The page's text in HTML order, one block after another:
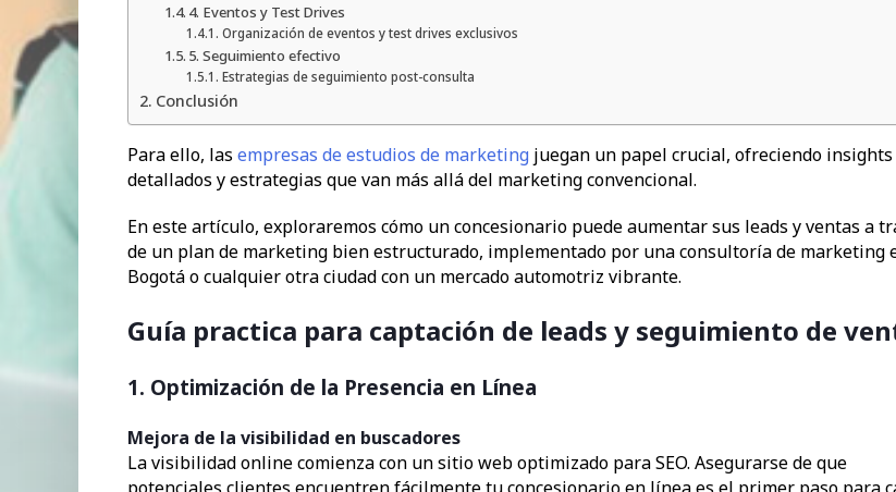
4. Eventos y Test Drives
Organización de eventos y test drives exclusivos
5. Seguimiento efectivo
Estrategias de seguimiento post-consulta
Conclusión
Para ello, las empresas de estudios de marketing juegan un papel crucial, ofreciendo insights
detallados y estrategias que van más allá del marketing convencional.
En este artículo, exploraremos cómo un concesionario puede aumentar sus leads y ventas a
de un plan de marketing bien estructurado, implementado por una consultoría de marketing
Bogotá o cualquier otra ciudad con un mercado automotriz vibrante.
Guía practica para captación de leads y seguimiento de
1. Optimización de la Presencia en Línea
Mejora de la visibilidad en buscadores
La visibilidad online comienza con un sitio web optimizado para SEO. Asegurarse de que
potenciales clientes encuentren fácilmente tu concesionario en línea es el primer paso para